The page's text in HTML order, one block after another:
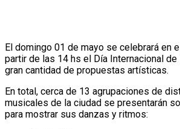
El domingo 01 de mayo se celebrará en
partir de las 14 hs el Día Internacional de
gran cantidad de propuestas artísticas.
En total, cerca de 13 agrupaciones de
musicales de la ciudad se presentarán
para mostrar sus danzas y ritmos: